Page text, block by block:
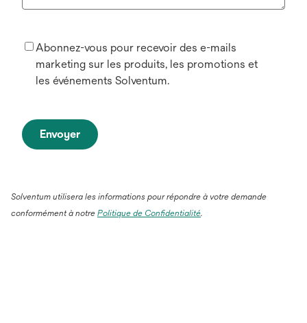
Abonnez-vous pour recevoir des e-mails
marketing sur les produits, les promotions et
les événements Solventum.
Envoyer
Solventum utilisera les informations pour répondre à votre demande
conformément à notre Politique de Confidentialité.